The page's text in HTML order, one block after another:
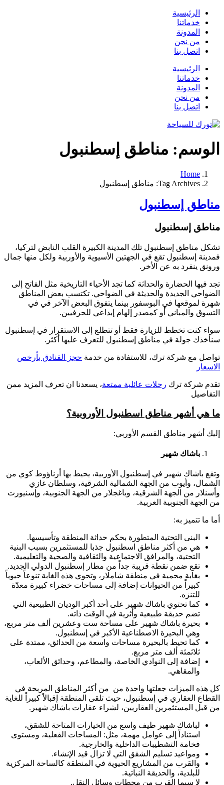
الرئيسية
خدماتنا
المدونة
من نحن
اتصل بنا
الرئيسية
خدماتنا
المدونة
من نحن
اتصل بنا
الوسم: مناطق إسطنبول
Home
Tag Archives: مناطق إسطنبول
مناطق إسطنبول
مناطق إسطنبول
تشكل مناطق إسطنبول تلك المدينة الكبيرة القلب النابض لتركيا،
فمدينة إسطنبول تقع في الجهتين الأسيوية والأوربية ولكل منها جمال
ورونق ينفرد به عن الأخر.
تجد فيها الحضارة والحداثة كما تجد الأحياء التاريخية مثل الفاتح إلى
الضواحي الجديدة والحديثة في الضواحي. تكتسب بعض المناطق
شهرة لموقعها في البوسفور بينما يتفوق البعض الآخر في في
التسوق والمباني أو كمصدر إلهام إبداعي للحرفيين.
سواء كنت تخطط للزيارة فقط أو تتطلع إلى الاستقرار في إسطنبول
سنأخذك جولة في مناطق إسطنبول للتعرف عليها أكثر.
تواصل مع شركة ترك، للاستفادة من خدمة حجز الفنادق بأرخص
الاسعار
تقدم شركة ترك رحلات عائلية ممتعة، يسعدنا ان تعرف المزيد ممن
التفاصيل
ما هي أشهر مناطق اسطنبول الأوروبية؟
إليك أشهر مناطق القسم الأوربي:
باشاك شهير
وتقع باشاك شهير في إسطنبول الأوربية، يحيط بها أرناؤوط كوي من
الشمال، وأيوب من الجهة الشمالية الشرقية، وسلطان غازي
وأسنلار من الجهة الشرقية، وباغجلار من الجهة الجنوبية، وإسنيورت
من الجهة الجنوبية الغربية.
أما ما تتميز به:
البنى التحتية المتطورة بحكم حداثة المنطقة وتأسيسها.
هي من أكثر مناطق اسطنبول جذبا للمستثمرين بسبب البنية
التحتية، والمرافق الاجتماعية والثقافية والصحية والتعليمية.
تقع ضمن نقطة قريبة جداً من مطار إسطنبول الدولي الجديد.
بغابة محمية في منطقة شاملار، وتحوي هذه الغابة تنوعاً حيوياً
كبيراً من الحيوانات إضافة إلى مساحات خضراء كبيرة معدّة
للتنزه.
كما تحتوي باشاك شهير على أحد أكبر الوديان الطبيعية التي
تضم حديقة طبيعية وأثرية في الوقت ذاته.
بحيرة باشاك شهير على مساحة ست وعشرين ألف متر مربع،
وهي البحيرة الاصطناعية الأكبر في إسطنبول.
كما تحيط بالبحيرة مساحات واسعة من الحدائق، ممتدة على
ثلاثمئة ألف متر مربع.
إضافة إلى النوادي الخاصة، والمطاعم، وحدائق الألعاب،
والمقاهي.
كل هذه الميزات جعلتها واحدة من من أكثر المناطق المربحة في
القطاع العقاري في إسطنبول، حيث تلقى المنطقة إقبالاً كبيراً للغاية
من قبل المستثمرين العقاريين، لشراء عقارات باشاك شهير.
لباشاك شهير طيف واسع من الخيارات المتاحة للشقق،
استناداً إلى عوامل مهمة، مثل: المساحات الفعلية، ومستوى
فخامة التشطيبات الداخلية والخارجية.
ومواعيد تسليم الشقق التي لا تزال قيد الإنشاء.
والقرب من المشاريع الحيوية في المنطقة كالساحة المركزية
للبلدية، والحديقة النباتية.
لا سيما القرب من محطات وسائل النقل.